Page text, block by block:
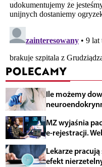
POLECAMY
Ile możemy
MZ wyjaśnia
e-rejestracji.
Lekarze pracują
efekt